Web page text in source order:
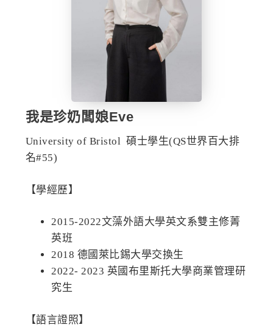
我是珍奶闆娘Eve
University of Bristol 碩士學生(QS世界百大排
名#55)
【學經歷】
2015-2022文藻外語大學英文系雙主修菁
英班
2018 德國萊比錫大學交換生
2022- 2023 英國布里斯托大學商業管理研
究生
【語言證照】